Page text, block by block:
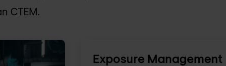
CTEM.
Exposure Management